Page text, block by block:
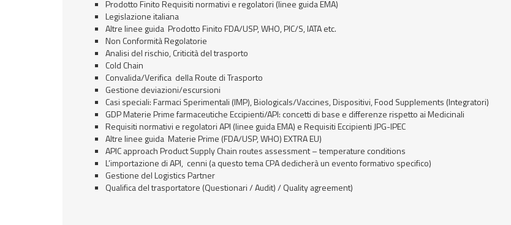
Prodotto Finito Requisiti normativi e regolatori (linee guida EMA)
Legislazione italiana
Altre linee guida Prodotto Finito FDA/USP, WHO, PIC/S, IATA etc.
Non Conformità Regolatorie
Analisi del rischio, Criticità del trasporto
Cold Chain
Convalida/Verifica della Route di Trasporto
Gestione deviazioni/escursioni
Casi speciali: Farmaci Sperimentali (IMP), Biologicals/Vaccines, Dispositivi, Food Supplements (Integratori)
GDP Materie Prime farmaceutiche Eccipienti/API: concetti di base e differenze rispetto ai Medicinali
Requisiti normativi e regolatori API (linee guida EMA) e Requisiti Eccipienti JPG-IPEC
Altre linee guida Materie Prime (FDA/USP, WHO) EXTRA EU)
APIC approach Product Supply Chain routes assessment – temperature conditions
L’importazione di API, cenni (a questo tema CPA dedicherà un evento formativo specifico)
Gestione del Logistics Partner
Qualifica del trasportatore (Questionari / Audit) / Quality agreement)